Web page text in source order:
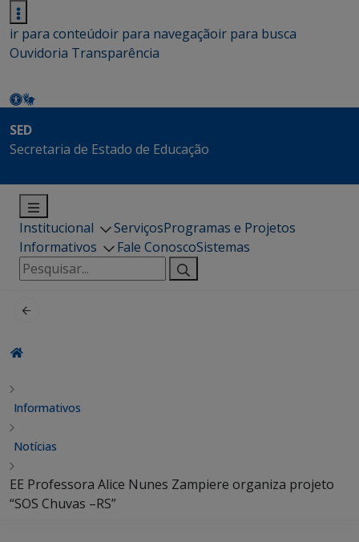
ir para conteúdoir para navegaçãoir para busca
Ouvidoria Transparência
SED
Secretaria de Estado de Educação
Institucional ServiçosProgramas e Projetos
Informativos
Fale ConoscoSistemas
Pesquisar
por:
Informativos
Notícias
EE Professora Alice Nunes Zampiere organiza projeto
“SOS Chuvas –RS”